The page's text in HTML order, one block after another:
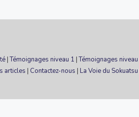
|Témoignages niveau 1 |Témoignages
articles | Contactez-nous | La Voie du Sokuatsu